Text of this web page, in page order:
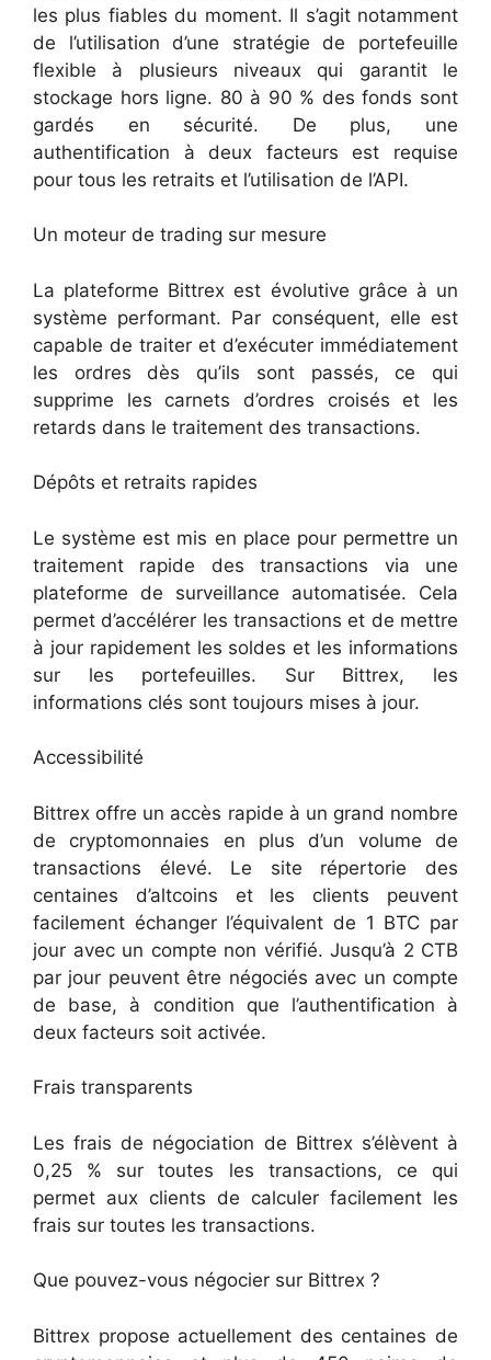
les plus fiables du moment. Il s’agit notamment
de l’utilisation d’une stratégie de portefeuille
flexible à plusieurs niveaux qui garantit le
stockage hors ligne. 80 à 90 % des fonds sont
gardés en sécurité. De plus, une
authentification à deux facteurs est requise
pour tous les retraits et l’utilisation de l’API.
Un moteur de trading sur mesure
La plateforme Bittrex est évolutive grâce à un
système performant. Par conséquent, elle est
capable de traiter et d’exécuter immédiatement
les ordres dès qu’ils sont passés, ce qui
supprime les carnets d’ordres croisés et les
retards dans le traitement des transactions.
Dépôts et retraits rapides
Le système est mis en place pour permettre un
traitement rapide des transactions via une
plateforme de surveillance automatisée. Cela
permet d’accélérer les transactions et de mettre
à jour rapidement les soldes et les informations
sur les portefeuilles. Sur Bittrex, les
informations clés sont toujours mises à jour.
Accessibilité
Bittrex offre un accès rapide à un grand nombre
de cryptomonnaies en plus d’un volume de
transactions élevé. Le site répertorie des
centaines d’altcoins et les clients peuvent
facilement échanger l’équivalent de 1 BTC par
jour avec un compte non vérifié. Jusqu’à 2 CTB
par jour peuvent être négociés avec un compte
de base, à condition que l’authentification à
deux facteurs soit activée.
Frais transparents
Les frais de négociation de Bittrex s’élèvent à
0,25 % sur toutes les transactions, ce qui
permet aux clients de calculer facilement les
frais sur toutes les transactions.
Que pouvez-vous négocier sur Bittrex ?
Bittrex propose actuellement des centaines de